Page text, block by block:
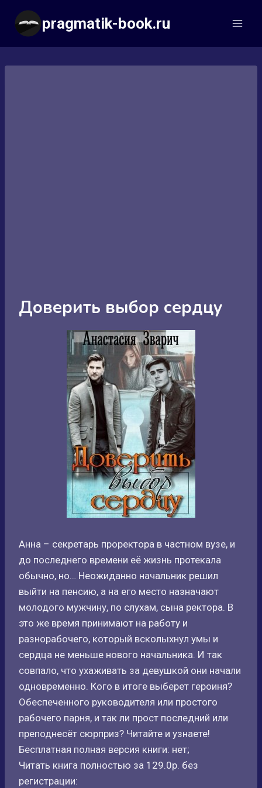
Перейти
содержимому
pragmatik-book.ru
Доверить выбор сердцу
Анна – секретарь проректора в частном вузе, и
до последнего времени её жизнь протекала
обычно, но… Неожиданно начальник решил
выйти на пенсию, а на его место назначают
молодого мужчину, по слухам, сына ректора. В
это же время принимают на работу и
разнорабочего, который всколыхнул умы и
сердца не меньше нового начальника. И так
совпало, что ухаживать за девушкой они начали
одновременно. Кого в итоге выберет героиня?
Обеспеченного руководителя или простого
рабочего парня, и так ли прост последний или
преподнесёт сюрприз? Читайте и узнаете!
Бесплатная полная версия книги: нет;
Читать книга полностью за 129.0р. без
регистрации: